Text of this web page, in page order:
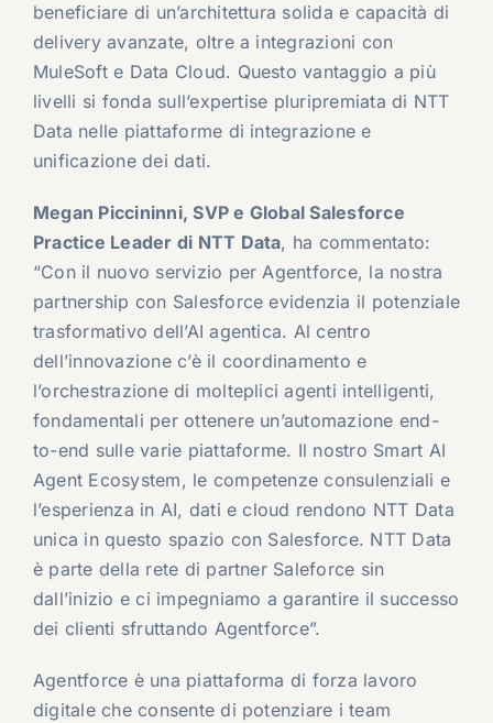
beneficiare di un’architettura solida e capacità di
delivery avanzate, oltre a integrazioni con
MuleSoft e Data Cloud. Questo vantaggio a più
livelli si fonda sull’expertise pluripremiata di NTT
Data nelle piattaforme di integrazione e
unificazione dei dati.
Megan Piccininni, SVP e Global Salesforce
Practice Leader di NTT Data, ha commentato:
“Con il nuovo servizio per Agentforce, la nostra
partnership con Salesforce evidenzia il potenziale
trasformativo dell’AI agentica. Al centro
dell’innovazione c’è il coordinamento e
l’orchestrazione di molteplici agenti intelligenti,
fondamentali per ottenere un’automazione end-
to-end sulle varie piattaforme. Il nostro Smart AI
Agent Ecosystem, le competenze consulenziali e
l’esperienza in AI, dati e cloud rendono NTT Data
unica in questo spazio con Salesforce. NTT Data
è parte della rete di partner Saleforce sin
dall’inizio e ci impegniamo a garantire il successo
dei clienti sfruttando Agentforce”.
Agentforce è una piattaforma di forza lavoro
digitale che consente di potenziare i team